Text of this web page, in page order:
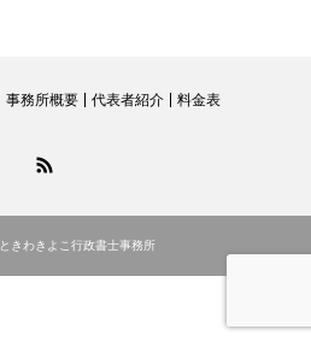
事務所概要 代表者紹介 料金表
ときわきよこ行政書士事務所